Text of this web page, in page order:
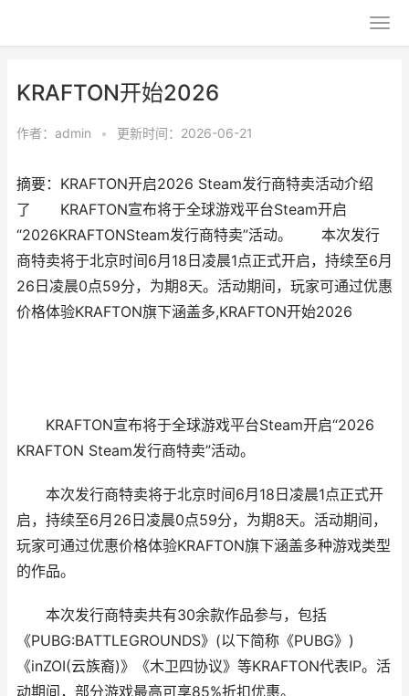
KRAFTON开始2026
作者： admin • 更新时间：2026-06-21
摘要：KRAFTON开启2026 Steam发行商特卖活动介绍
了 KRAFTON宣布将于全球游戏平台Steam开启
“2026KRAFTONSteam发行商特卖”活动。 本次发行
商特卖将于北京时间6月18日凌晨1点正式开启，持续至6月
26日凌晨0点59分，为期8天。活动期间，玩家可通过优惠
价格体验KRAFTON旗下涵盖多,KRAFTON开始2026
KRAFTON宣布将于全球游戏平台Steam开启“2026
KRAFTON Steam发行商特卖”活动。
本次发行商特卖将于北京时间6月18日凌晨1点正式开
启，持续至6月26日凌晨0点59分，为期8天。活动期间，
玩家可通过优惠价格体验KRAFTON旗下涵盖多种游戏类型
的作品。
本次发行商特卖共有30余款作品参与，包括
《PUBG:BATTLEGROUNDS》(以下简称《PUBG》)
《inZOI(云族裔)》《木卫四协议》等KRAFTON代表IP。活
动期间，部分游戏最高可享85%折扣优惠。